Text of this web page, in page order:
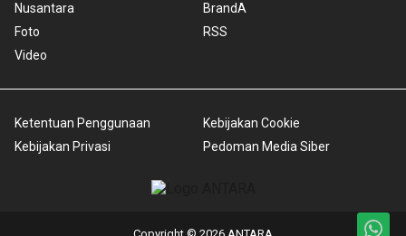
Nusantara
Foto
Video
BrandA
RSS
Ketentuan Penggunaan
Kebijakan Privasi
Kebijakan Cookie
Pedoman Media Siber